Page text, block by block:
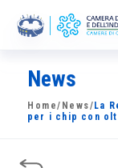
La Camera
News
News
Home/ News/ La
per i chip con